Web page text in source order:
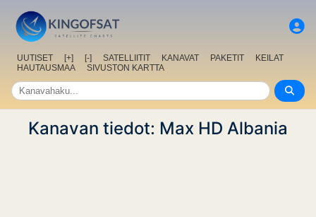
UUTISET [+] [-] SATELLIITIT KANAVAT PAKETIT
KEILAT
HAUTAUSMAA
SIVUSTON KARTTA
Kanavan tiedot: Max HD Albania